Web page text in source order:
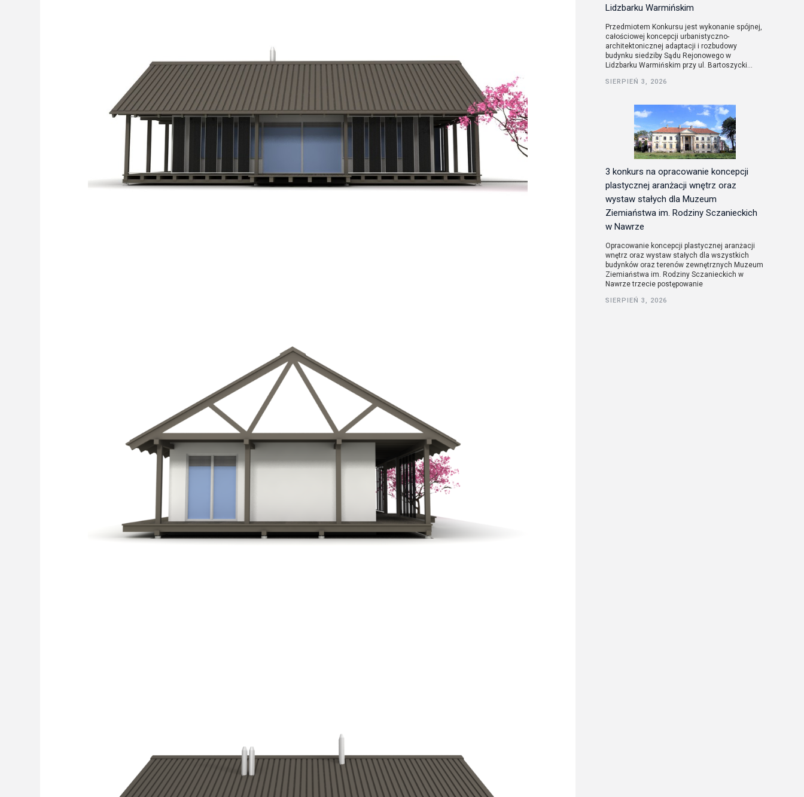
Lidzbarku Warmińskim
Przedmiotem Konkursu jest wykonanie spójnej,
całościowej koncepcji urbanistyczno-
architektonicznej adaptacji i rozbudowy
budynku siedziby Sądu Rejonowego w
Lidzbarku Warmińskim przy ul. Bartoszycki...
SIERPIEŃ 3, 2026
3 konkurs na opracowanie koncepcji
plastycznej aranżacji wnętrz oraz
wystaw stałych dla Muzeum
Ziemiaństwa im. Rodziny Sczanieckich
w Nawrze
Opracowanie koncepcji plastycznej aranżacji
wnętrz oraz wystaw stałych dla wszystkich
budynków oraz terenów zewnętrznych Muzeum
Ziemiaństwa im. Rodziny Sczanieckich w
Nawrze trzecie postępowanie
SIERPIEŃ 3, 2026